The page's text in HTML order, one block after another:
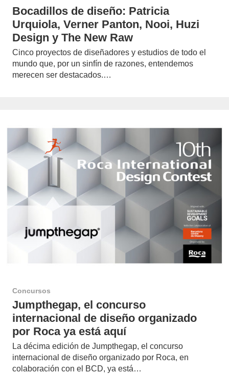
Bocadillos de diseño: Patricia
Urquiola, Verner Panton, Nooi, Huzi
Design y The New Raw
Cinco proyectos de diseñadores y estudios de todo el
mundo que, por un sinfín de razones, entendemos
merecen ser destacados.…
Concursos
Jumpthegap, el concurso
internacional de diseño organizado
por Roca ya está aquí
La décima edición de Jumpthegap, el concurso
internacional de diseño organizado por Roca, en
colaboración con el BCD, ya está…